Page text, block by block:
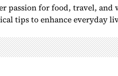
passion for food, travel, and
tips to enhance everyday